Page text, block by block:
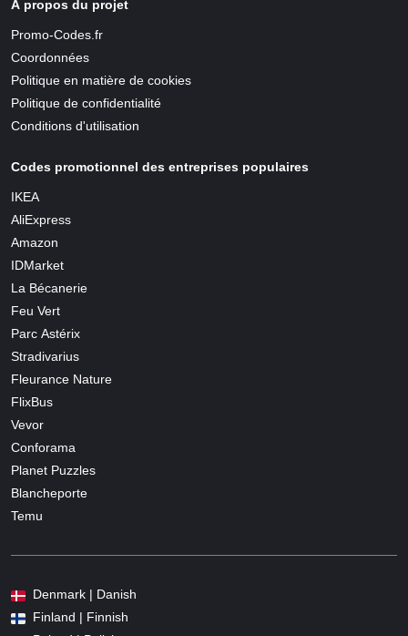
À propos du projet
Promo-Codes.fr
Coordonnées
Politique en matière de cookies
Politique de confidentialité
Conditions d'utilisation
Codes promotionnel des entreprises populaires
IKEA
AliExpress
Amazon
IDMarket
La Bécanerie
Feu Vert
Parc Astérix
Stradivarius
Fleurance Nature
FlixBus
Vevor
Conforama
Planet Puzzles
Blancheporte
Temu
Denmark | Danish
Finland | Finnish